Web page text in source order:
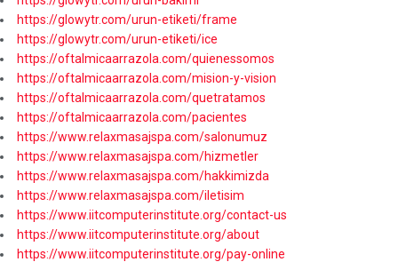
https://glowytr.com/urun-etiketi/frame
https://glowytr.com/urun-etiketi/ice
https://oftalmicaarrazola.com/quienessomos
https://oftalmicaarrazola.com/mision-y-vision
https://oftalmicaarrazola.com/quetratamos
https://oftalmicaarrazola.com/pacientes
https://www.relaxmasajspa.com/salonumuz
https://www.relaxmasajspa.com/hizmetler
https://www.relaxmasajspa.com/hakkimizda
https://www.relaxmasajspa.com/iletisim
https://www.iitcomputerinstitute.org/contact-us
https://www.iitcomputerinstitute.org/about
https://www.iitcomputerinstitute.org/pay-online